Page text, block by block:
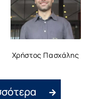
Χρήστος Πασχάλης